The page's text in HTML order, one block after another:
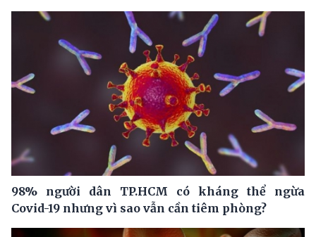
98% người dân TP.HCM có kháng thể ngừa
Covid-19 nhưng vì sao vẫn cần tiêm phòng?